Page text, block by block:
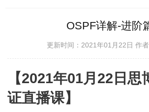
OSPF详解-进阶
更新时间：2021年01月22日作
【2021年01月22日思
证直播课】